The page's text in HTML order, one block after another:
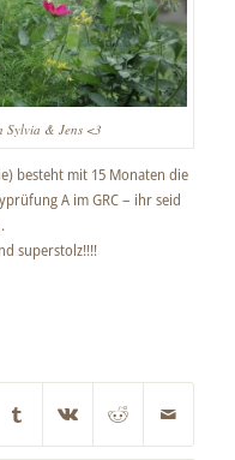
Sylvia & Jens <3
besteht mit 15 Monaten die
A im GRC – ihr seid
superstolz!!!!